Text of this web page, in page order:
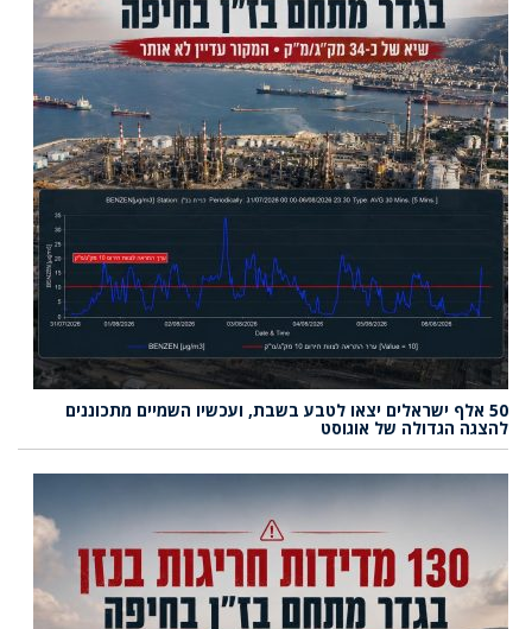
50 אלף ישראלים יצאו לטבע בשבת, ועכשיו השמיים מתכוננים
להצגה הגדולה של אוגוסט